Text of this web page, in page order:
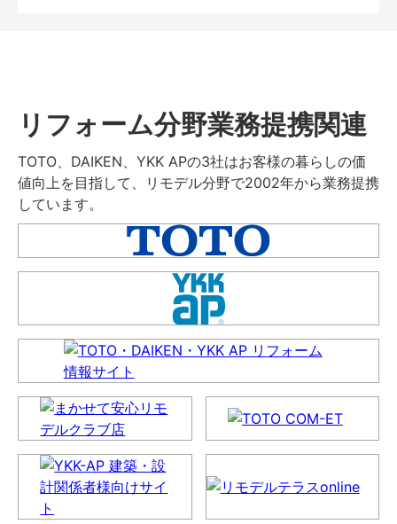
リフォーム分野業務提携関連
TOTO、DAIKEN、YKK APの3社はお客様の暮らしの価
値向上を目指して、リモデル分野で2002年から業務提携
しています。